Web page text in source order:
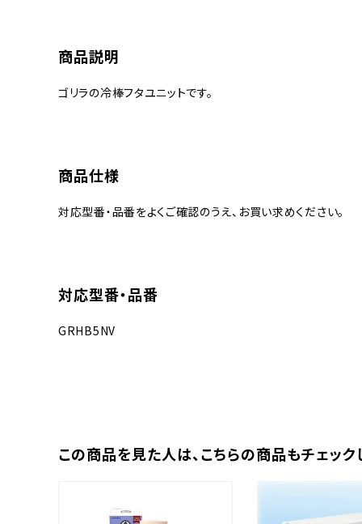
商品説明
ゴリラの冷棒フタユニットです。
商品仕様
対応型番・品番をよくご確認のうえ、お買い求めください。
対応型番・品番
GRHB5NV
この商品を⾒た⼈は、こちらの商品もチェック